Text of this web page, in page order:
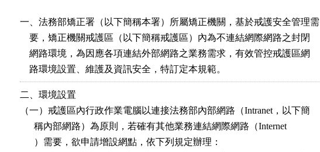
一、法務部矯正署（以下簡稱本署）所屬矯正機關，基於戒護安全管理需
    要，矯正機關戒護區（以下簡稱戒護區）內為不連結網際網路之封閉
    網路環境，為因應各項連結外部網路之業務需求，有效管控戒護區網
    路環境設置、維護及資訊安全，特訂定本規範。
二、環境設置
（一）戒護區內行政作業電腦以連接法務部內部網路（Intranet，以下簡
      稱內部網路）為原則，若確有其他業務連結網際網路（Internet
      ）需要，欲申請增設網點，依下列規定辦理：